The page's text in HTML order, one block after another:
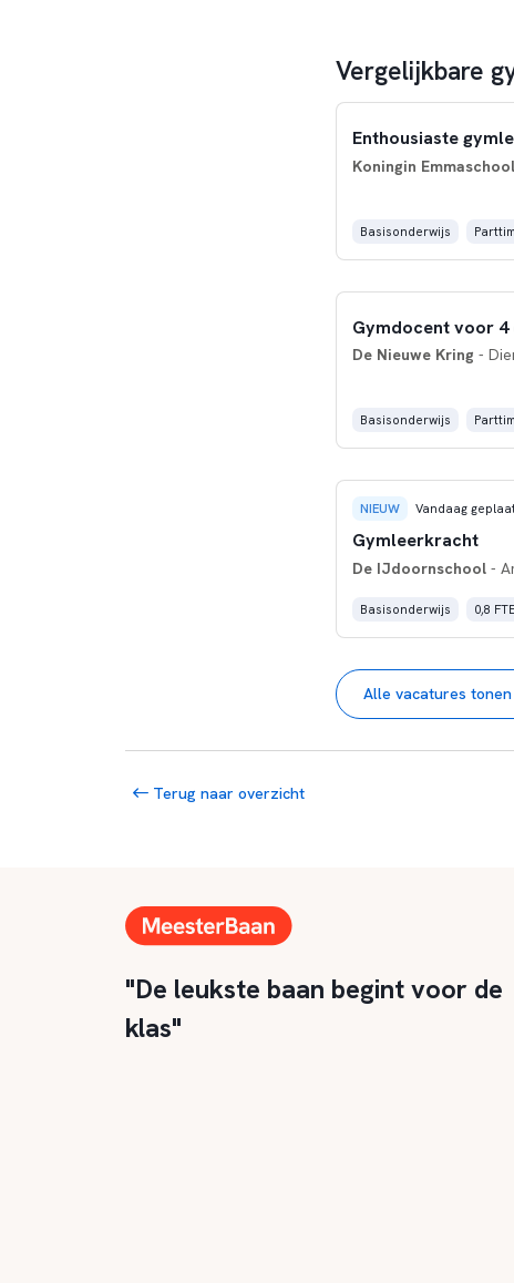
Vergelijkbare
Enthousiaste
Koningin Emmaschool
Basisonderwijs
Gymdocent voor 4
De Nieuwe Kring -
Basisonderwijs
NIEUW Vandaag
Gymleerkracht
De IJdoornschool-
Basisonderwijs 0,8 FTE
Alle vacatures tonen
Terug naar overzicht
"De leukste baan begint voor de
klas"